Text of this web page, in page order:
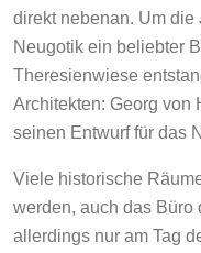
direkt nebenan. Um
Neugotik ein beliebter
Theresienwiese
Architekten: Georg von
seinen Entwurf für das
Viele historische
werden, auch das Büro
allerdings nur am Tag